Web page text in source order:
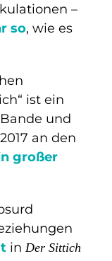
–
so, wie es
ist ein
und
an den
großer
in Der Sittich